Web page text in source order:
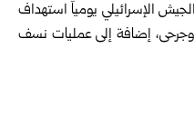
الجيش الإسرائيلي يومياً استهداف
وجرحى، إضافة إلى عمليات نسف